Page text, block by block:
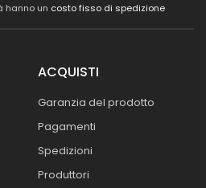
hanno un costo fisso di spedizione
ACQUISTI
Garanzia del prodotto
Pagamenti
Spedizioni
Produttori